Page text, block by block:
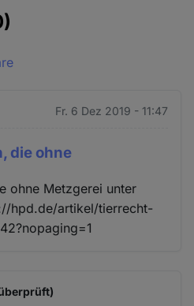
Fr. 6 Dez 2019 - 11:47
die ohne
ohne Metzgerei unter
hpd.de/artikel/tierrecht-